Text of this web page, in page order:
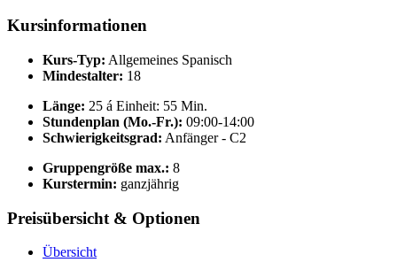
Kursinformationen
Kurs-Typ: Allgemeines Spanisch
Mindestalter: 18
Länge: 25 á Einheit: 55 Min.
Stundenplan (Mo.-Fr.): 09:00-14:00
Schwierigkeitsgrad: Anfänger - C2
Gruppengröße max.: 8
Kurstermin: ganzjährig
Preisübersicht & Optionen
Übersicht